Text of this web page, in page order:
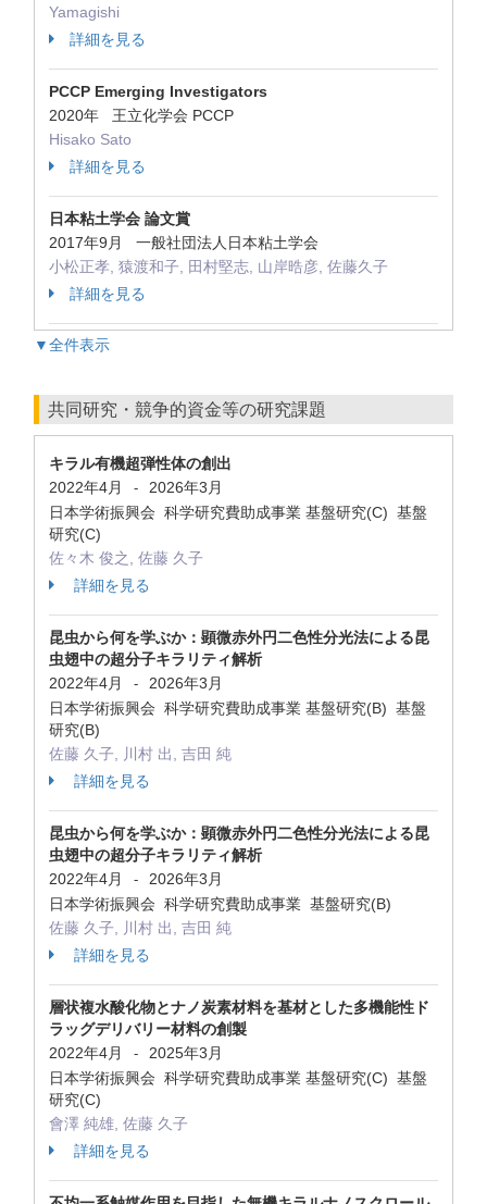
Yamagishi
詳細を見る
PCCP Emerging Investigators
2020年 王立化学会 PCCP
Hisako Sato
詳細を見る
日本粘土学会 論文賞
2017年9月 一般社団法人日本粘土学会
小松正孝, 猿渡和子, 田村堅志, 山岸晧彦, 佐藤久子
詳細を見る
▼全件表示
共同研究・競争的資金等の研究課題
キラル有機超弾性体の創出
2022年4月
-
2026年3月
日本学術振興会 科学研究費助成事業 基盤研究(C) 基盤
研究(C)
佐々木 俊之, 佐藤 久子
詳細を見る
昆虫から何を学ぶか：顕微赤外円二色性分光法による昆
虫翅中の超分子キラリティ解析
2022年4月
-
2026年3月
日本学術振興会 科学研究費助成事業 基盤研究(B) 基盤
研究(B)
佐藤 久子, 川村 出, 吉田 純
詳細を見る
昆虫から何を学ぶか：顕微赤外円二色性分光法による昆
虫翅中の超分子キラリティ解析
2022年4月
-
2026年3月
日本学術振興会 科学研究費助成事業 基盤研究(B)
佐藤 久子, 川村 出, 吉田 純
詳細を見る
層状複水酸化物とナノ炭素材料を基材とした多機能性ド
ラッグデリバリー材料の創製
2022年4月
-
2025年3月
日本学術振興会 科学研究費助成事業 基盤研究(C) 基盤
研究(C)
會澤 純雄, 佐藤 久子
詳細を見る